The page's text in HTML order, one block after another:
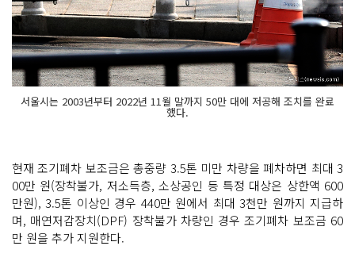
서울시는 2003년부터 2022년 11월 말까지 50만 대에 저공해 조치를 완료
했다.
현재 조기폐차 보조금은 총중량 3.5톤 미만 차량을 폐차하면 최대 3
00만 원(장착불가, 저소득층, 소상공인 등 특정 대상은 상한액 600
만원), 3.5톤 이상인 경우 440만 원에서 최대 3천만 원까지 지급하
며, 매연저감장치(DPF) 장착불가 차량인 경우 조기폐차 보조금 60
만 원을 추가 지원한다.